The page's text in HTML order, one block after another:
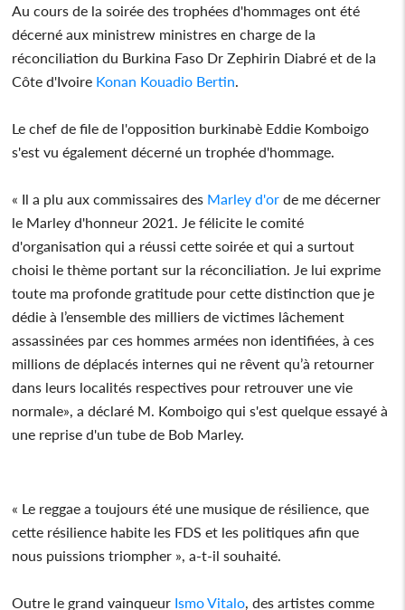
Au cours de la soirée des trophées d'hommages ont été
décerné aux ministrew ministres en charge de la
réconciliation du Burkina Faso Dr Zephirin Diabré et de la
Côte d'Ivoire Konan Kouadio Bertin
Le chef de file de l'opposition burkinabè Eddie Komboigo
s'est vu également décerné un trophée d'hommage.
« Il a plu aux commissaires des Marley d'or de me décerner
le Marley d'honneur 2021. Je félicite le comité
d'organisation qui a réussi cette soirée et qui a surtout
choisi le thème portant sur la réconciliation. Je lui exprime
toute ma profonde gratitude pour cette distinction que je
dédie à l’ensemble des milliers de victimes lâchement
assassinées par ces hommes armées non identifiées, à ces
millions de déplacés internes qui ne rêvent qu’à retourner
dans leurs localités respectives pour retrouver une vie
normale», a déclaré M. Komboigo qui s'est quelque essayé à
une reprise d'un tube de Bob Marley.
« Le reggae a toujours été une musique de résilience, que
cette résilience habite les FDS et les politiques afin que
nous puissions triompher », a-t-il souhaité.
Outre le grand vainqueur Ismo Vitalo , des artistes comme